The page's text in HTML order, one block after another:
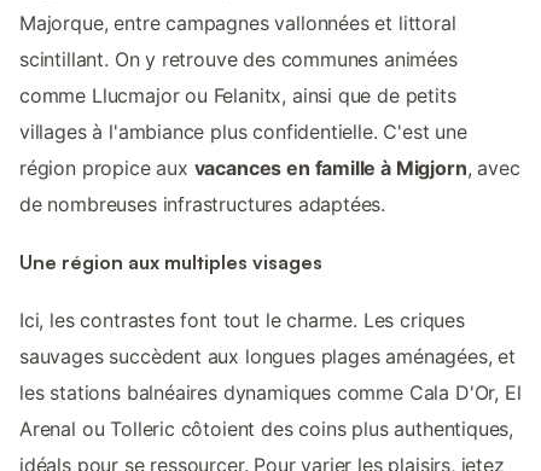
Majorque, entre campagnes vallonnées et littoral
scintillant. On y retrouve des communes animées
comme Llucmajor ou Felanitx, ainsi que de petits
villages à l'ambiance plus confidentielle. C'est une
région propice aux vacances en famille à Migjorn, avec
de nombreuses infrastructures adaptées.
Une région aux multiples visages
Ici, les contrastes font tout le charme. Les criques
sauvages succèdent aux longues plages aménagées, et
les stations balnéaires dynamiques comme Cala D'Or, El
Arenal ou Tolleric côtoient des coins plus authentiques,
idéals pour se ressourcer. Pour varier les plaisirs, jetez